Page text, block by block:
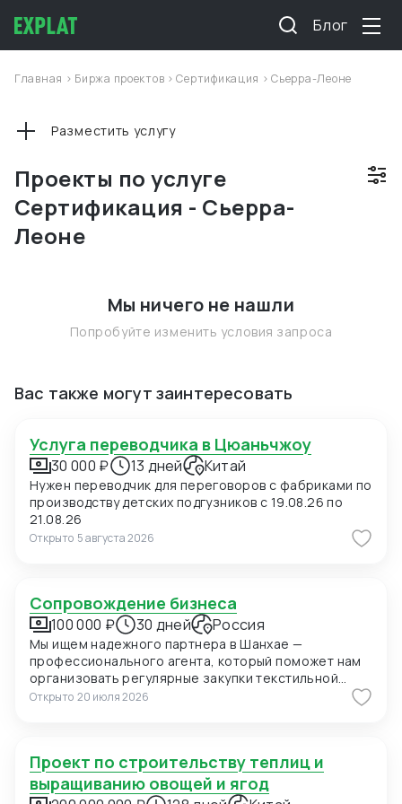
Блог
Главная > Биржа проектов >Сертификация >Сьерра-Леоне
Проекты по услуге
Сертификация - Сьерра-
Леоне
Разместить услугу
Мы ничего не нашли
Попробуйте изменить условия запроса
Вас также могут заинтересовать
Услуга переводчика в Цюаньчжоу
30 000 ₽ 13 дней Китай
Нужен переводчик для переговоров с фабриками по
производству детских подгузников с 19.08.26 по
21.08.26
Открыто 5 августа 2026
Сопровождение бизнеса
100 000 ₽ 30 дней Россия
Мы ищем надежного партнера в Шанхае —
профессионального агента, который поможет нам
организовать регулярные закупки текстильной
продукции и фурнитуры в Китае. В ближайшее время
мы планируем приехать в Шанхай для личных встреч
и поиск подходящих фабрик. Конкретно сейчас нас
интересуют позиции: 1. Вешалки пластиковые для
мужских костюмов с возможностью нанесения
Открыто 20 июля 2026
Проект по строительству теплиц и
выращиванию овощей и ягод